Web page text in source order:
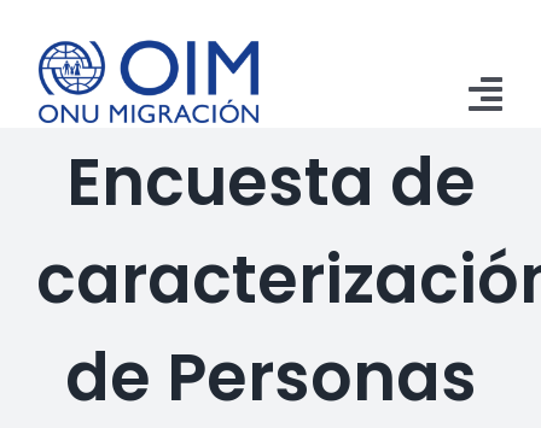
contenido
Inicio
Aprehensiones
Retornos
Remesas
Encuesta de
de Personas